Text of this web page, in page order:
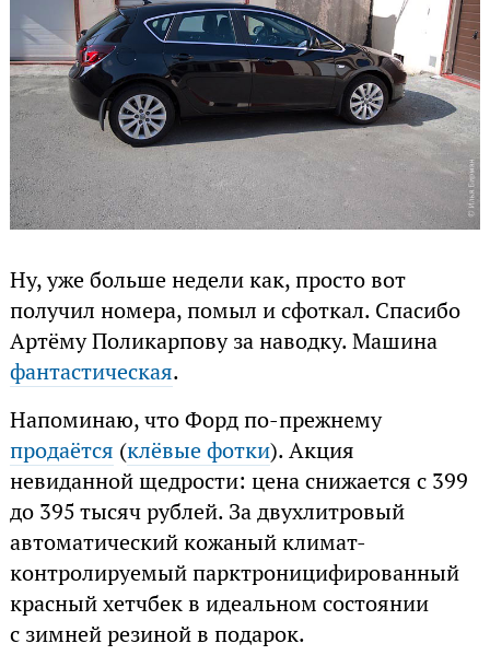
Ну, уже больше недели как, просто вот
получил номера, помыл и сфоткал. Спасибо
Артёму Поликарпову за наводку. Машина
фантастическая.
Напоминаю, что Форд по-прежнему
продаётся (клёвые фотки). Акция
невиданной щедрости: цена снижается с 399
до 395 тысяч рублей. За двухлитровый
автоматический кожаный климат-
контролируемый парктроницифированный
красный хетчбек в идеальном состоянии
с зимней резиной в подарок.